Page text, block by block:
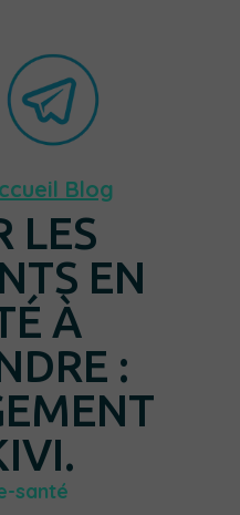
Blog
LES
EN
À
:
santé